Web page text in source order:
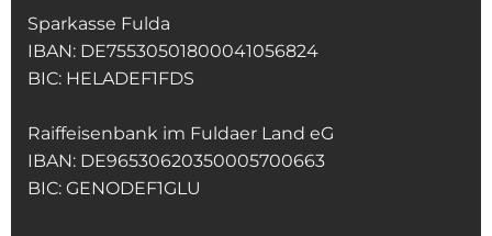
Sparkasse Fulda
IBAN: DE75530501800041056824
BIC: HELADEF1FDS
Raiffeisenbank im Fuldaer Land eG
IBAN: DE96530620350005700663
BIC: GENODEF1GLU